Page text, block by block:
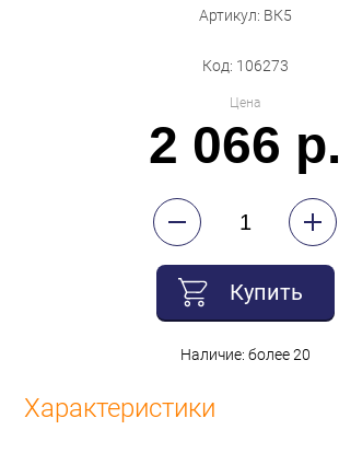
Артикул: ВК5
Код: 106273
Цена
2 066 р.
Купить
Наличие: более 20
Характеристики